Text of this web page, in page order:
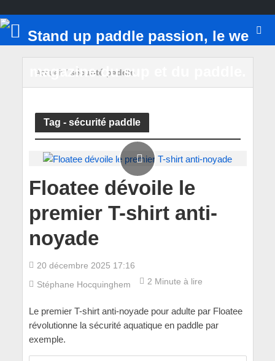
Accueil/ sécurité paddle
Tag - sécurité paddle
Floatee dévoile le
premier T-shirt anti-
noyade
20 décembre 2025 17:16
Stéphane Hocquinghem
2 Minute à lire
Le premier T-shirt anti-noyade pour adulte par Floatee
révolutionne la sécurité aquatique en paddle par
exemple.